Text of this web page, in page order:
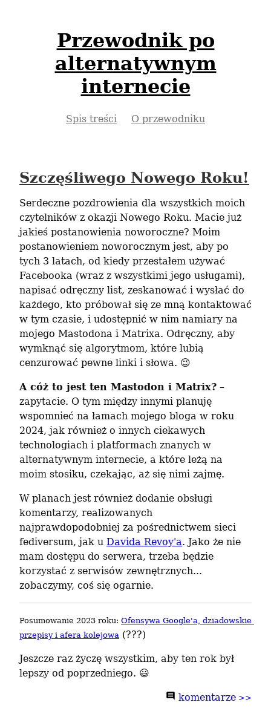
Przewodnik po
alternatywnym
internecie
Spis treści O przewodniku
Szczęśliwego Nowego Roku!
Serdeczne pozdrowienia dla wszystkich moich
czytelników z okazji Nowego Roku. Macie już
jakieś postanowienia noworoczne? Moim
postanowieniem noworocznym jest, aby po
tych 3 latach, od kiedy przestałem używać
Facebooka (wraz z wszystkimi jego usługami),
napisać odręczny list, zeskanować i wysłać do
każdego, kto próbował się ze mną kontaktować
w tym czasie, i udostępnić w nim namiary na
mojego Mastodona i Matrixa. Odręczny, aby
wymknąć się algorytmom, które lubią
cenzurować pewne linki i słowa. 😉
A cóż to jest ten Mastodon i Matrix? –
zapytacie. O tym między innymi planuję
wspomnieć na łamach mojego bloga w roku
2024, jak również o innych ciekawych
technologiach i platformach znanych w
alternatywnym internecie, a które leżą na
moim stosiku, czekając, aż się nimi zajmę.
W planach jest również dodanie obsługi
komentarzy, realizowanych
najprawdopodobniej za pośrednictwem sieci
fediversum, jak u Davida Revoy'a. Jako że nie
mam dostępu do serwera, trzeba będzie
korzystać z serwisów zewnętrznych...
zobaczymy, coś się ogarnie.
Posumowanie 2023 roku: Ofensywa Google'a, dziadowskie
przepisy i afera kolejowa (???)
Jeszcze raz życzę wszystkim, aby ten rok był
lepszy od poprzedniego. 😃